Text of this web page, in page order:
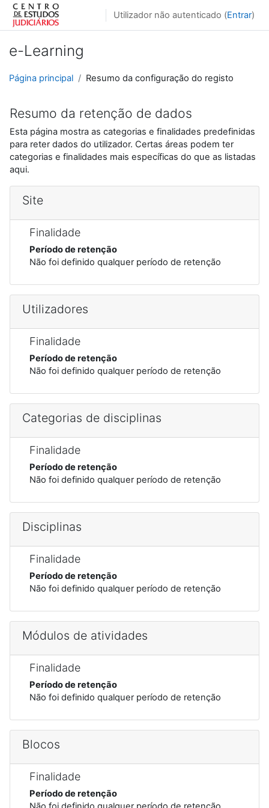
Ir para o conteúdo principal
Utilizador não autenticado (Entrar)
e-Learning
Página principal Resumo da configuração do registo
Resumo da retenção de dados
Esta página mostra as categorias e finalidades predefinidas
para reter dados do utilizador. Certas áreas podem ter
categorias e finalidades mais específicas do que as listadas
aqui.
Site
Finalidade
Período de retenção
Não foi definido qualquer período de retenção
Utilizadores
Finalidade
Período de retenção
Não foi definido qualquer período de retenção
Categorias de disciplinas
Finalidade
Período de retenção
Não foi definido qualquer período de retenção
Disciplinas
Finalidade
Período de retenção
Não foi definido qualquer período de retenção
Módulos de atividades
Finalidade
Período de retenção
Não foi definido qualquer período de retenção
Blocos
Finalidade
Período de retenção